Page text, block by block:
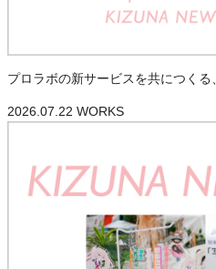
プロラボの新サービスを共につく
2026.07.22 WORKS